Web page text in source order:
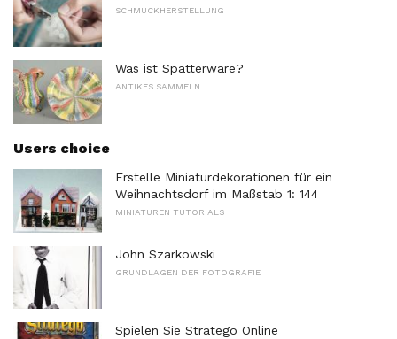
SCHMUCKHERSTELLUNG
Was ist Spatterware?
ANTIKES SAMMELN
Users choice
Erstelle Miniaturdekorationen für ein
Weihnachtsdorf im Maßstab 1: 144
MINIATUREN TUTORIALS
John Szarkowski
GRUNDLAGEN DER FOTOGRAFIE
Spielen Sie Stratego Online